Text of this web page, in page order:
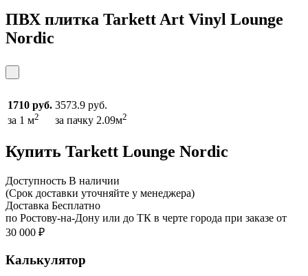
ПВХ плитка Tarkett Art Vinyl Lounge
Nordic
1710 руб.
за 1 м2
3573.9 руб.
за пачку 2.09м2
Купить Tarkett Lounge Nordic
Доcтупность В наличии
(Срок доставки уточняйте у менеджера)
Доставка Бесплатно
по Ростову-на-Дону или до ТК в черте города при заказе от
30 000 ₽
Калькулятор